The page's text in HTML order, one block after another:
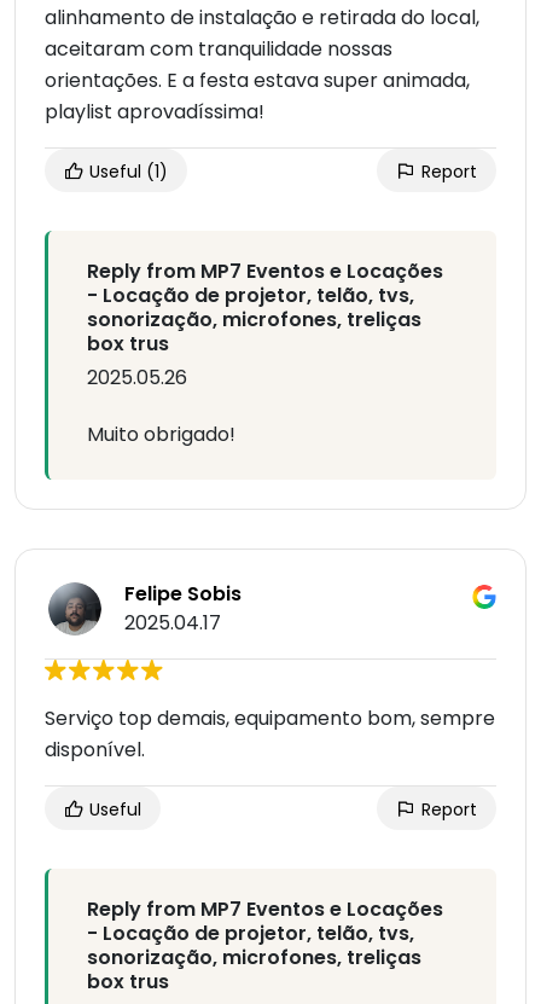
alinhamento de instalação e retirada do local,
aceitaram com tranquilidade nossas
orientações. E a festa estava super animada,
playlist aprovadíssima!
Useful (1) Report
Reply from MP7 Eventos e Locações
- Locação de projetor, telão, tvs,
sonorização, microfones, treliças
box trus
2025.05.26
Muito obrigado!
Felipe Sobis
2025.04.17
Serviço top demais, equipamento bom, sempre
disponível.
Useful Report
Reply from MP7 Eventos e Locações
- Locação de projetor, telão, tvs,
sonorização, microfones, treliças
box trus